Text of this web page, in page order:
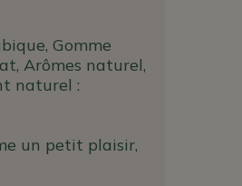
Gomme
Arômes naturel,
naturel :
un petit plaisir,